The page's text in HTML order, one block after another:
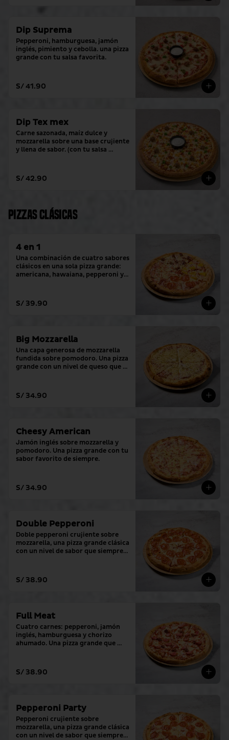
Dip Suprema
Pepperoni, hamburguesa, jamón
inglés, pimiento y cebolla. una pizza
grande con tu salsa favorita.
S/ 41.90
Dip Tex mex
Carne sazonada, maíz dulce y
mozzarella sobre una base crujiente
y llena de sabor. (con tu salsa
S/ 42.90
Pizzas clásicas
4 en 1
Una combinación de cuatro sabores
clásicos en una sola pizza grande:
americana, hawaiana, pepperoni y
S/ 39.90
Big Mozzarella
Una capa generosa de mozzarella
fundida sobre pomodoro. Una pizza
grande con un nivel de queso que lo
S/ 34.90
Cheesy American
Jamón inglés sobre mozzarella y
pomodoro. Una pizza grande con tu
sabor favorito de siempre.
S/ 34.90
Double Pepperoni
Doble pepperoni crujiente sobre
mozzarella, una pizza grande clásica
con un nivel de sabor que siempre
S/ 38.90
Full Meat
Cuatro carnes: pepperoni, jamón
inglés, hamburguesa y chorizo ​​
ahumado. Una pizza grande que
S/ 38.90
Pepperoni Party
Pepperoni crujiente sobre
mozzarella, una pizza grande clásica
con un nivel de sabor que siempre